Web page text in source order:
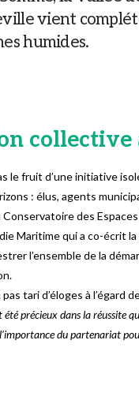
vient
humides.
collective
le fruit d’une initiative
: élus, agents
des
Maritime qui a co-écrit
l’ensemble de la
tari d’éloges à l’égard
précieux dans la réussite
du partenariat